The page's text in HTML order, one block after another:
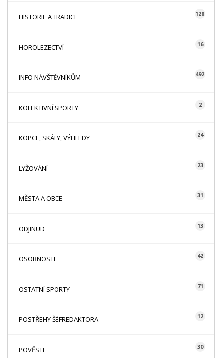
HISTORIE A TRADICE 128
HOROLEZECTVÍ 16
INFO NÁVŠTĚVNÍKŮM 492
KOLEKTIVNÍ SPORTY 2
KOPCE, SKÁLY, VÝHLEDY 24
LYŽOVÁNÍ 23
MĚSTA A OBCE 31
ODJINUD 13
OSOBNOSTI 42
OSTATNÍ SPORTY 71
POSTŘEHY ŠÉFREDAKTORA 12
POVĚSTI 30